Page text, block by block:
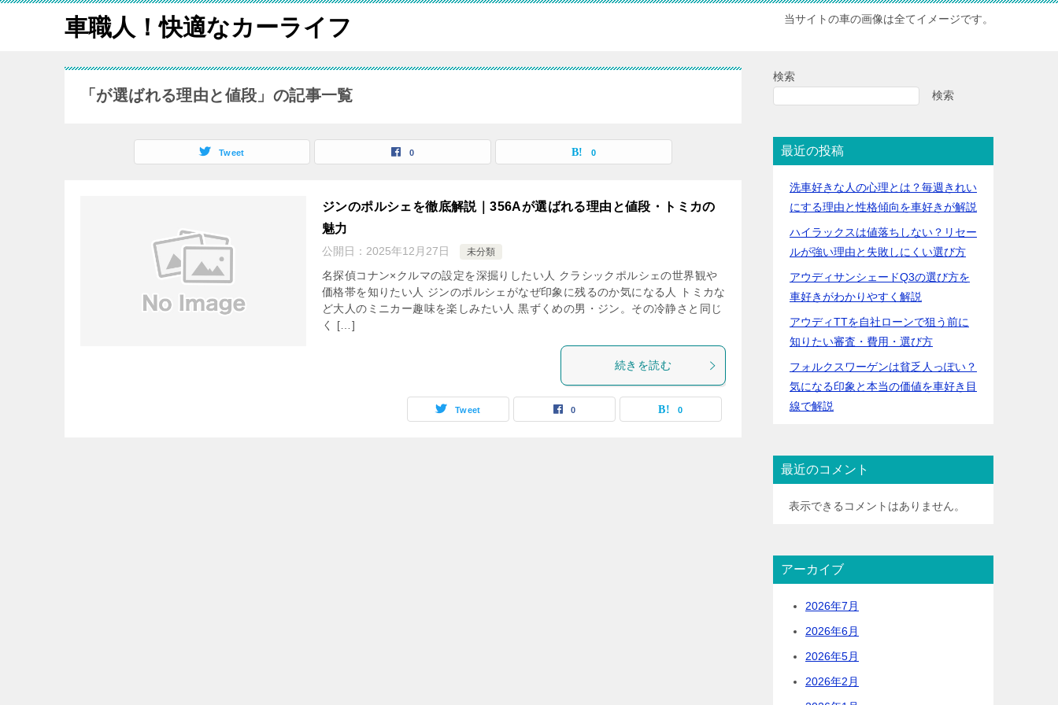
車職人！快適なカーライフ 当サイトの車の画像は全てイメージです。
「が選ばれる理由と値段」の記事一覧
Tweet 0 0
ジンのポルシェを徹底解説｜356Aが選ばれる理由と値段・トミカの
魅力
公開日： 2025年12月27日 未分類
名探偵コナン×クルマの設定を深掘りしたい人 クラシックポルシェの世界観や
価格帯を知りたい人 ジンのポルシェがなぜ印象に残るのか気になる人 トミカな
ど大人のミニカー趣味を楽しみたい人 黒ずくめの男・ジン。その冷静さと同じ
く […]
続きを読む
Tweet 0 0
検索
検索
最近の投稿
洗車好きな人の心理とは？毎週きれい
にする理由と性格傾向を車好きが解説
ハイラックスは値落ちしない？リセー
ルが強い理由と失敗しにくい選び方
アウディサンシェードQ3の選び方を
車好きがわかりやすく解説
アウディTTを自社ローンで狙う前に
知りたい審査・費用・選び方
フォルクスワーゲンは貧乏人っぽい？
気になる印象と本当の価値を車好き目
線で解説
最近のコメント
表示できるコメントはありません。
アーカイブ
2026年7月
2026年6月
2026年5月
2026年2月